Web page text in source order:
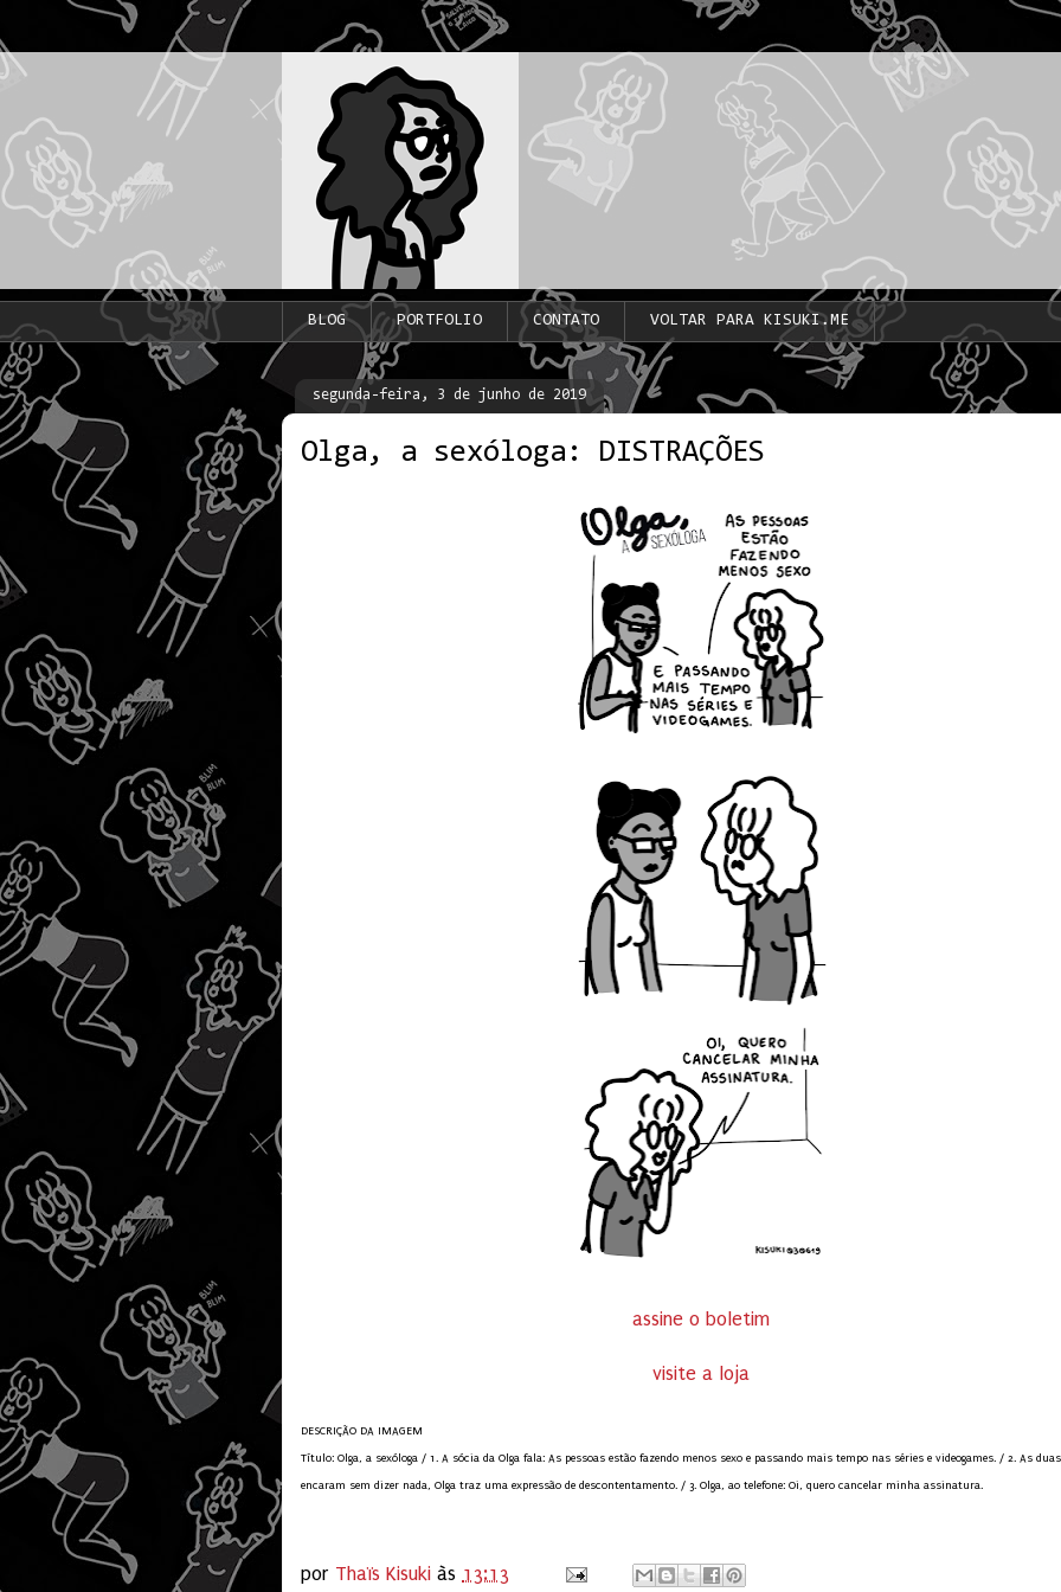
BLOG PORTFOLIO CONTATO VOLTAR PARA KISUKI.ME
segunda-feira, 3 de junho de 2019
Olga, a sexóloga: DISTRAÇÕES
assine o boletim
visite a loja
DESCRIÇÃO DA IMAGEM
Título: Olga, a sexóloga / 1. A sócia da Olga fala: As pessoas estão fazendo menos sexo e passando mais tempo nas séries e videogames. / 2. As
encaram sem dizer nada, Olga traz uma expressão de descontentamento. / 3. Olga, ao telefone: Oi, quero cancelar minha assinatura.
por Thaïs Kisuki às 13:13